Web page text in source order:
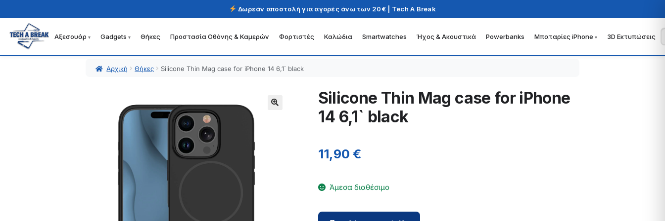
Δωρεάν αποστολή για αγορές άνω των 20€ | Tech A Break
Απευθείας
μετάβαση
Μετάβαση
σε
Αξεσουάρ Gadgets Θήκες Προστασία Οθόνης & Καμερών Φορτιστές Καλώδια Smartwatches Ήχος & Ακουστικά Powerbanks Μπαταρίες iPhone 3D Εκτυπώσεις
Αρχική Θήκες Silicone Thin Mag case for iPhone 14 6,1` black
Silicone Thin Mag case for iPhone
14 6,1` black
11,90 €
Άμεσα διαθέσιμο
Silicone